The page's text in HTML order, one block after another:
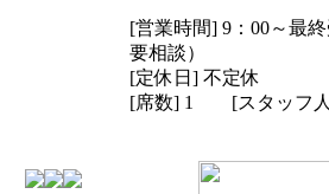
[営業時間] 9：00～最
要相談）
[定休日] 不定休
[席数] 1 [スタッフ人